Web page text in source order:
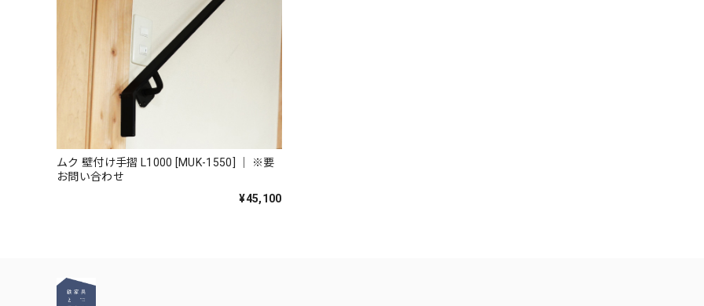
ムク 壁付け手摺 L1000 [MUK-1550] ｜ ※要
お問い合わせ
¥45,100